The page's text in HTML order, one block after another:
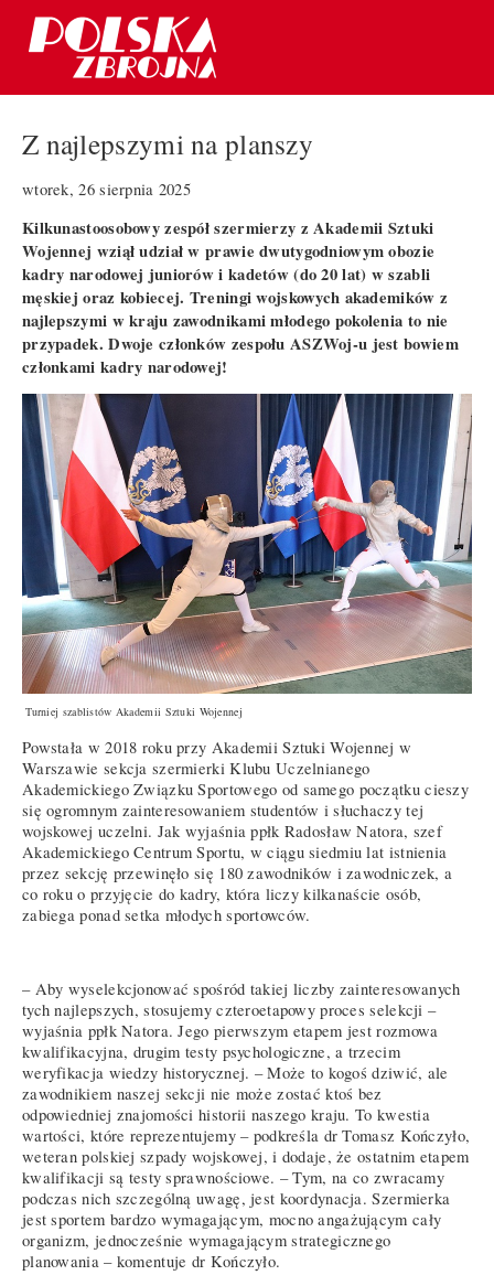
Z najlepszymi na planszy
wtorek, 26 sierpnia 2025
Kilkunastoosobowy zespół szermierzy z Akademii Sztuki
Wojennej wziął udział w prawie dwutygodniowym obozie
kadry narodowej juniorów i kadetów (do 20 lat) w szabli
męskiej oraz kobiecej. Treningi wojskowych akademików z
najlepszymi w kraju zawodnikami młodego pokolenia to nie
przypadek. Dwoje członków zespołu ASZWoj-u jest bowiem
członkami kadry narodowej!
Turniej szablistów Akademii Sztuki Wojennej
Powstała w 2018 roku przy Akademii Sztuki Wojennej w
Warszawie sekcja szermierki Klubu Uczelnianego
Akademickiego Związku Sportowego od samego początku cieszy
się ogromnym zainteresowaniem studentów i słuchaczy tej
wojskowej uczelni. Jak wyjaśnia ppłk Radosław Natora, szef
Akademickiego Centrum Sportu, w ciągu siedmiu lat istnienia
przez sekcję przewinęło się 180 zawodników i zawodniczek, a
co roku o przyjęcie do kadry, która liczy kilkanaście osób,
zabiega ponad setka młodych sportowców.
– Aby wyselekcjonować spośród takiej liczby zainteresowanych
tych najlepszych, stosujemy czteroetapowy proces selekcji –
wyjaśnia ppłk Natora. Jego pierwszym etapem jest rozmowa
kwalifikacyjna, drugim testy psychologiczne, a trzecim
weryfikacja wiedzy historycznej. – Może to kogoś dziwić, ale
zawodnikiem naszej sekcji nie może zostać ktoś bez
odpowiedniej znajomości historii naszego kraju. To kwestia
wartości, które reprezentujemy – podkreśla dr Tomasz Kończyło,
weteran polskiej szpady wojskowej, i dodaje, że ostatnim etapem
kwalifikacji są testy sprawnościowe. – Tym, na co zwracamy
podczas nich szczególną uwagę, jest koordynacja. Szermierka
jest sportem bardzo wymagającym, mocno angażującym cały
organizm, jednocześnie wymagającym strategicznego
planowania – komentuje dr Kończyło.